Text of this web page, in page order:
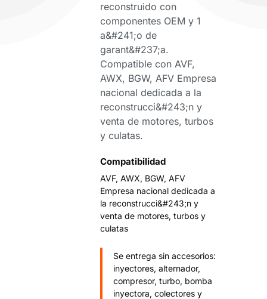
reconstruido con
componentes OEM y 1
a&#241;o de
garant&#237;a.
Compatible con AVF,
AWX, BGW, AFV Empresa
nacional dedicada a la
reconstrucci&#243;n y
venta de motores, turbos
y culatas.
Compatibilidad
AVF, AWX, BGW, AFV
Empresa nacional dedicada a
la reconstrucci&#243;n y
venta de motores, turbos y
culatas
Se entrega sin accesorios:
inyectores, alternador,
compresor, turbo, bomba
inyectora, colectores y